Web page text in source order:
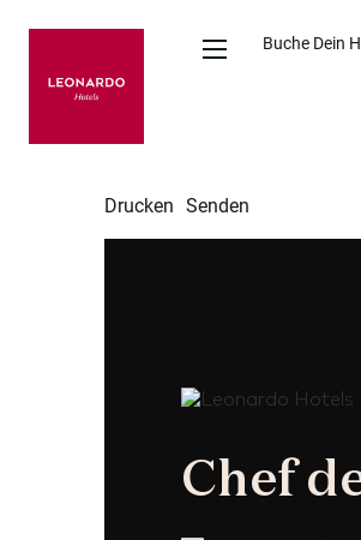
Buche Dein
Drucken Senden
Chef